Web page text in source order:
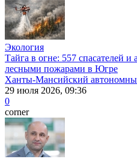
Экология
Тайга в огне: 557 спасателей
лесными пожарами в Югре
Ханты-Мансийский
29 июля 2026, 09:36
0
corner